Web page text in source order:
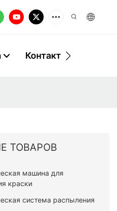
Контакт
ТОВАРОВ
машина для
краски
система распыления